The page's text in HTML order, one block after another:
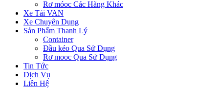
Rơ móoc Các Hãng Khác
Xe Tải VAN
Xe Chuyên Dụng
Sản Phẩm Thanh Lý
Container
Đầu kéo Qua Sử Dụng
Rơ mooc Qua Sử Dụng
Tin Tức
Dịch Vụ
Liên Hệ